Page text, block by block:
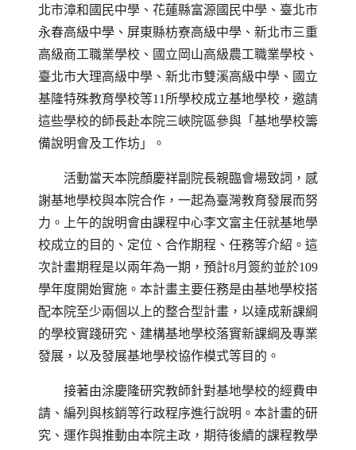
北市漳和國民中學、花蓮縣富源國民中學、臺北市
永春高級中學、屏東縣枋寮高級中學、新北市三重
高級商工職業學校、國立岡山高級農工職業學校、
臺北市大理高級中學、新北市雙溪高級中學、國立
基隆特殊教育學校等11所學校成立基地學校，邀請
這些學校的師長赴本院三峽院區參與「基地學校籌
備說明會及工作坊」。
活動當天本院顏慶祥副院長親臨會場致詞，感
謝基地學校與本院合作，一起為臺灣教育發展而努
力。上午的說明會由課程中心李文富主任就基地學
校成立的目的、定位、合作期程、任務等介紹。這
次計畫期程是以兩年為一期，預計8月簽約並於109
學年度開始實施。本計畫主要任務是由基地學校搭
配本院至少兩個以上的整合型計畫，以達成新課綱
的學校實踐研究、建構基地學校落實新課綱及專業
發展，以及發展基地學校協作模式等目的。
接著由涂慶隆研究教師針對基地學校的經費申
請、編列與核銷等行政程序進行說明。本計畫的研
究、運作與推動由本院主政，期待後續的課程教學